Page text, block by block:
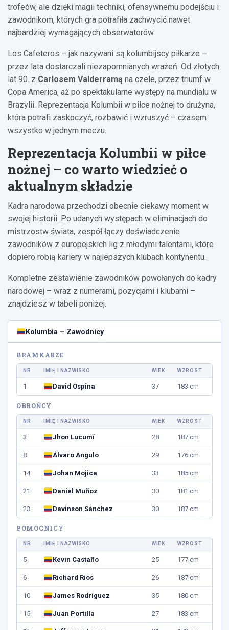
trofeów, ale dzięki magii techniki, ofensywnemu podejściu i
zawodnikom, których gra potrafiła zachwycić nawet
najbardziej wymagających obserwatorów.
Los Cafeteros – jak nazywani są kolumbijscy piłkarze –
przez lata dostarczali niezapomnianych wrażeń. Od złotych
lat 90. z Carlosem Valderramą na czele, przez triumf w
Copa America, aż po spektakularne występy na mundialu w
Brazylii. Reprezentacja Kolumbii w piłce nożnej to drużyna,
która potrafi zaskoczyć, rozbawić i wzruszyć – czasem
wszystko w jednym meczu.
Reprezentacja Kolumbii w piłce
nożnej – co warto wiedzieć o
aktualnym składzie
Kadra narodowa przechodzi obecnie ciekawy moment w
swojej historii. Po udanych występach w eliminacjach do
mistrzostw świata, zespół łączy doświadczenie
zawodników z europejskich lig z młodymi talentami, które
dopiero robią kariery w najlepszych klubach kontynentu.
Kompletne zestawienie zawodników powołanych do kadry
narodowej – wraz z numerami, pozycjami i klubami –
znajdziesz w tabeli poniżej.
Kolumbia — Zawodnicy
BRAMKARZE
NR IMIĘ I NAZWISKO WIEK WZROST
1 David Ospina 37 183 cm
OBROŃCY
NR IMIĘ I NAZWISKO WIEK WZROST
3 Jhon Lucumí 28 187 cm
8 Álvaro Angulo 29 176 cm
14 Johan Mojica 33 185 cm
21 Daniel Muñoz 30 181 cm
23 Davinson Sánchez 30 187 cm
POMOCNICY
NR IMIĘ I NAZWISKO WIEK WZROST
5 Kevin Castaño 25 177 cm
6 Richard Ríos 26 187 cm
10 James Rodríguez 35 180 cm
15 Juan Portilla 27 183 cm